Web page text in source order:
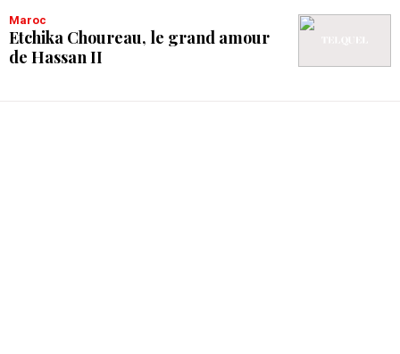
Maroc
Etchika Choureau, le grand amour
de Hassan II